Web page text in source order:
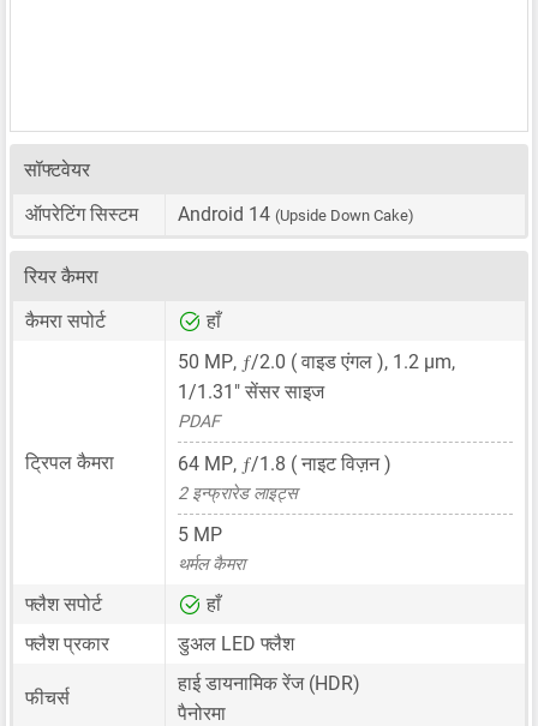
सॉफ्टवेयर
ऑपरेटिंग सिस्टम
Android 14 (Upside Down Cake)
रियर कैमरा
कैमरा सपोर्ट
हाँ
ट्रिपल कैमरा
50 MP, ƒ/2.0 ( वाइड एंगल ), 1.2 μm,
1/1.31" सेंसर साइज
PDAF
64 MP, ƒ/1.8 ( नाइट विज़न )
2 इन्फ्रारेड लाइट्स
5 MP
थर्मल कैमरा
फ्लैश सपोर्ट
हाँ
फ्लैश प्रकार
डुअल LED फ्लैश
फीचर्स
हाई डायनामिक रेंज (HDR)
पैनोरमा